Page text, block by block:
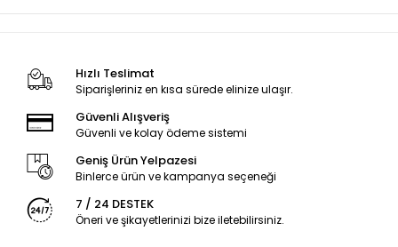
Hızlı Teslimat
Siparişleriniz en kısa sürede elinize ulaşır.
Güvenli Alışveriş
Güvenli ve kolay ödeme sistemi
Geniş Ürün Yelpazesi
Binlerce ürün ve kampanya seçeneği
7 / 24 DESTEK
Öneri ve şikayetlerinizi bize iletebilirsiniz.